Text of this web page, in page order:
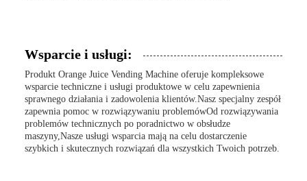
Wsparcie i usługi:
Produkt Orange Juice Vending Machine oferuje kompleksowe
wsparcie techniczne i usługi produktowe w celu zapewnienia
sprawnego działania i zadowolenia klientów.Nasz specjalny zespół
zapewnia pomoc w rozwiązywaniu problemówOd rozwiązywania
problemów technicznych po poradnictwo w obsłudze
maszyny,Nasze usługi wsparcia mają na celu dostarczenie
szybkich i skutecznych rozwiązań dla wszystkich Twoich potrzeb.